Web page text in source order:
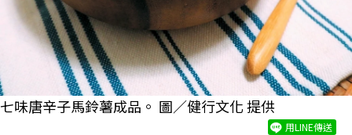
七味唐辛子馬鈴薯成品。 圖／健行文化 提供
用LINE傳送